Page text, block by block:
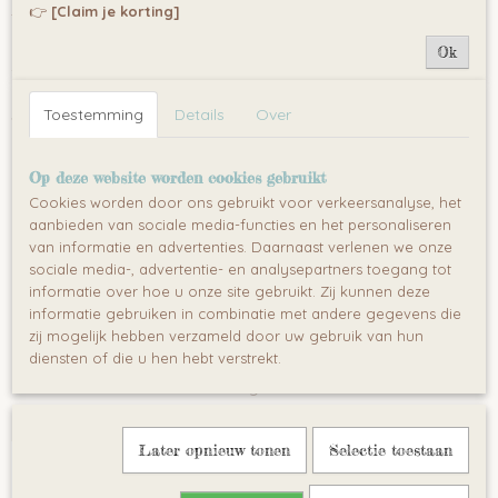
twee voetensteunen, basket voor speelgoed, speelgoed
en een in hoogte verstelbare duwstang. Tevens kan de
zitting worden omgedraaid, waardoor uw kind naar u
kijkt.
Technische functies
Extra licht metalen frame, hoge kwaliteit
Eenvoudige installatie van de wielen
Free-wheel systeem wanneer het kind is te klein om
de pedalen te gebruiken
Stuur met vergrendel knop
Afneembare veiligheidsbeugel
Comfortabele rugsteun
👉 [Claim je korting]
Ok
Toestemming Details Over
Op deze website worden cookies gebruikt
Cookies worden door ons gebruikt voor verkeersanalyse, het
aanbieden van sociale media-functies en het personaliseren
van informatie en advertenties. Daarnaast verlenen we onze
sociale media-, advertentie- en analysepartners toegang tot
informatie over hoe u onze site gebruikt. Zij kunnen deze
informatie gebruiken in combinatie met andere gegevens die
zij mogelijk hebben verzameld door uw gebruik van hun
diensten of die u hen hebt verstrekt.
Later opnieuw tonen Selectie toestaan